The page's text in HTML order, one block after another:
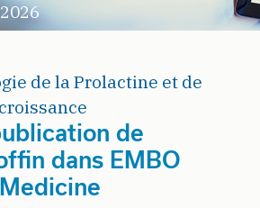
de la Prolactine et de
de
dans EMBO